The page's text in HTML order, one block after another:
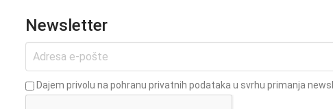
Newsletter
Dajem privolu na pohranu privatnih podataka u svrhu primanja